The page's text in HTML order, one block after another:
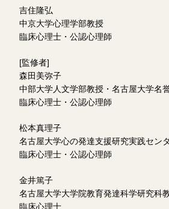
吉住隆弘
中京大学心理学部教授
臨床心理士・公認心理師
[監修者]
森田美弥子
中部大学人文学部教授・名古屋大学名
臨床心理士・公認心理師
松本真理子
名古屋大学心の発達支援研究実践セン
臨床心理士・公認心理師
金井篤子
名古屋大学大学院教育発達科学研究科
臨床心理士